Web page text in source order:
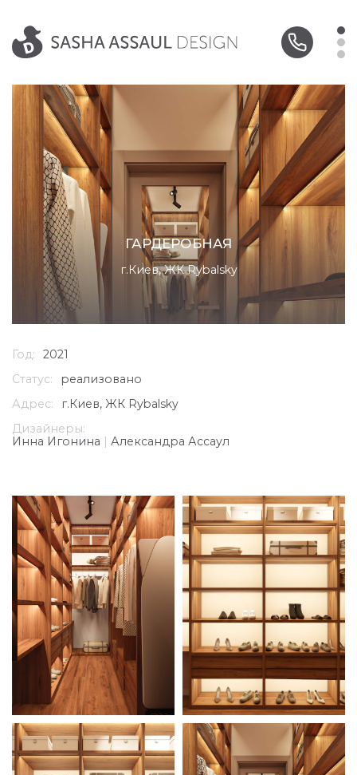
ГАРДЕРОБНАЯ
г.Киев, ЖК Rybalsky
Год:
2021
Статус:
реализовано
Адрес:
г.Киев, ЖК Rybalsky
Дизайнеры:
Инна Игонина | Александра Ассаул